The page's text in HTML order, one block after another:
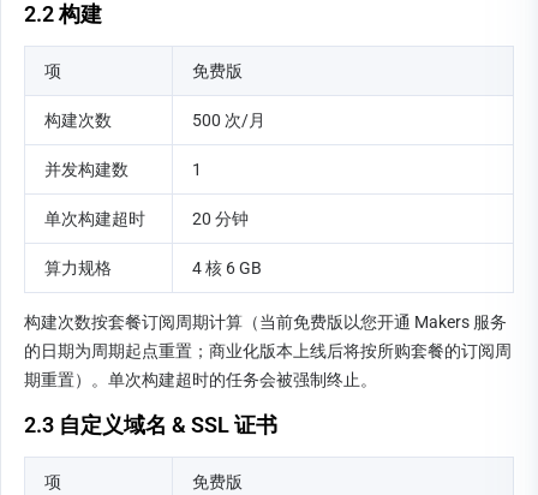
2.2 构建
项 免费版
构建次数 500 次/月
并发构建数 1
单次构建超时 20 分钟
算力规格 4 核 6 GB
构建次数按套餐订阅周期计算（当前免费版以您开通 Makers 服务
的日期为周期起点重置；商业化版本上线后将按所购套餐的订阅周
期重置）。单次构建超时的任务会被强制终止。
2.3 自定义域名 & SSL 证书
项 免费版